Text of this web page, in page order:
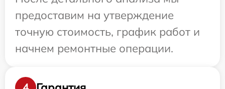
предоставим на утверждение
точную стоимость, график работ и
начнем ремонтные операции.